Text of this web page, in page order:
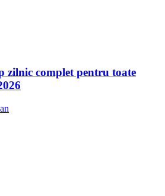
zilnic complet pentru toate